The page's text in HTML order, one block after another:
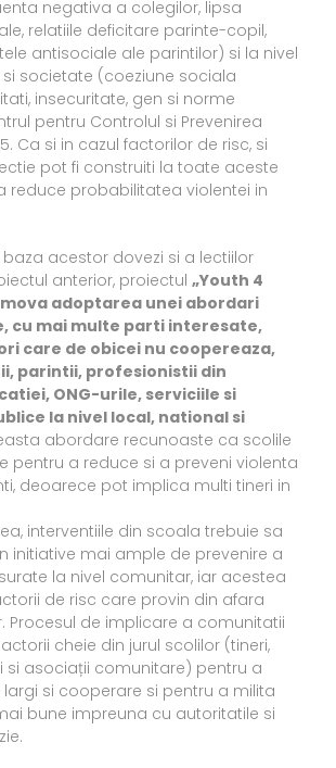
negativa a colegilor, lipsa
relatiile deficitare parinte-copil,
antisociale ale parintilor) si la nivel
societate (coeziune sociala
insecuritate, gen si norme
pentru Controlul si Prevenirea
Ca si in cazul factorilor de risc, si
pot fi construiti la toate aceste
reduce probabilitatea violentei in
baza acestor dovezi si a lectiilor
anterior, proiectul „Youth 4
adoptarea unei abordari
cu mai multe parti interesate,
care de obicei nu coopereaza,
parintii, profesionistii din
ONG-urile, serviciile si
la nivel local, national si
abordare recunoaste ca scolile
pentru a reduce si a preveni violenta
deoarece pot implica multi tineri in
interventiile din scoala trebuie sa
initiative mai ample de prevenire a
la nivel comunitar, iar acestea
de risc care provin din afara
Procesul de implicare a comunitatii
cheie din jurul scolilor (tineri,
si asociații comunitare) pentru a
si cooperare si pentru a milita
bune impreuna cu autoritatile si